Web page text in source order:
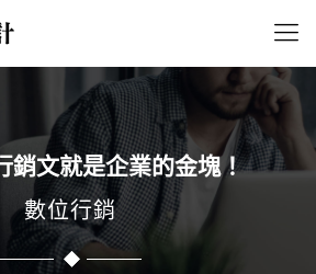
銷文就是企業的金塊！
數位行銷